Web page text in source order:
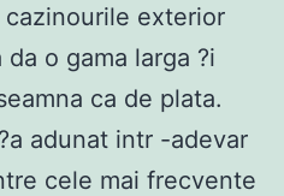
cazinourile exterior
o gama larga ?i
ca de plata.
adunat intr -adevar
cele mai frecvente